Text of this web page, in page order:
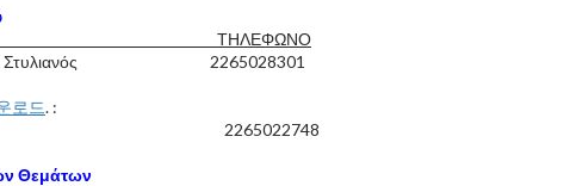
ΤΗΛΕΦΩΝΟ
Στυλιανός 2265028301
로드. :
2265022748
Θεμάτων